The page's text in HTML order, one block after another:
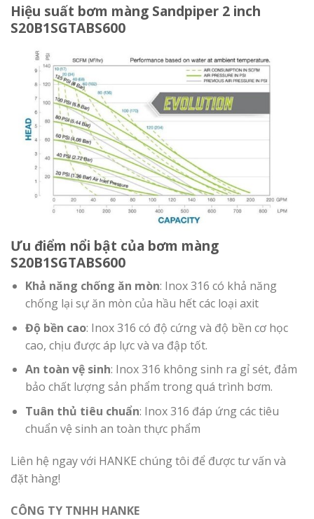
Hiệu suất bơm màng Sandpiper 2 inch
S20B1SGTABS600
Ưu điểm nổi bật của bơm màng
S20B1SGTABS600
Khả năng chống ăn mòn: Inox 316 có khả năng
chống lại sự ăn mòn của hầu hết các loại axit
Độ bền cao: Inox 316 có độ cứng và độ bền cơ học
cao, chịu được áp lực và va đập tốt.
An toàn vệ sinh: Inox 316 không sinh ra gỉ sét, đảm
bảo chất lượng sản phẩm trong quá trình bơm.
Tuân thủ tiêu chuẩn: Inox 316 đáp ứng các tiêu
chuẩn vệ sinh an toàn thực phẩm
Liên hệ ngay với HANKE chúng tôi để được tư vấn và
đặt hàng!
CÔNG TY TNHH HANKE